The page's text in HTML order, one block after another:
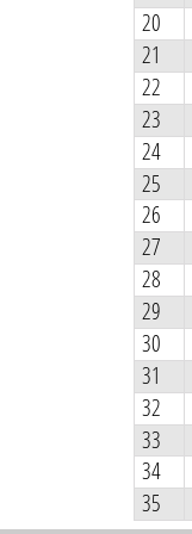
20
21
22
23
24
25
26
27
28
29
30
31
32
33
34
35